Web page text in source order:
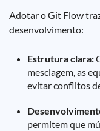
Adotar o Git Flow
desenvolvimento:
Estrutura clara:
mesclagem, as
evitar conflitos
permitem que